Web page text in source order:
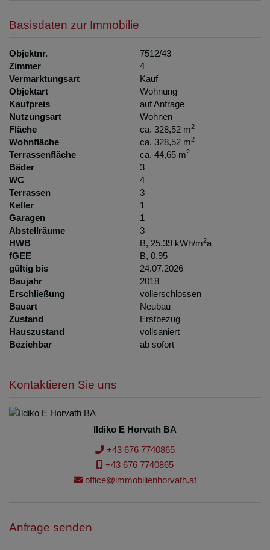
Basisdaten zur Immobilie
Objektnr.
7512/43
Zimmer
4
Vermarktungsart
Kauf
Objektart
Wohnung
Kaufpreis
auf Anfrage
Nutzungsart
Wohnen
Fläche
ca. 328,52 m2
Wohnfläche ca. 328,52 m2
Terrassenfläche ca. 44,65 m2
Bäder
3
WC
4
Terrassen
3
Keller
1
Garagen
1
Abstellräume
3
HWB
B, 25.39 kWh/m2a
fGEE
B, 0,95
gültig bis
24.07.2026
Baujahr
2018
Erschließung
vollerschlossen
Bauart
Neubau
Zustand
Erstbezug
Hauszustand
vollsaniert
Beziehbar
ab sofort
Kontaktieren Sie uns
Ildiko E Horvath BA
+43 676 7740865
+43 676 7740865
office@immobilienhorvath.at
Anfrage senden